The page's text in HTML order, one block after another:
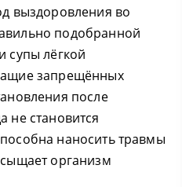
выздоровления во
подобранной
супы лёгкой
запрещённых
после
не становится
наносить травмы
организм